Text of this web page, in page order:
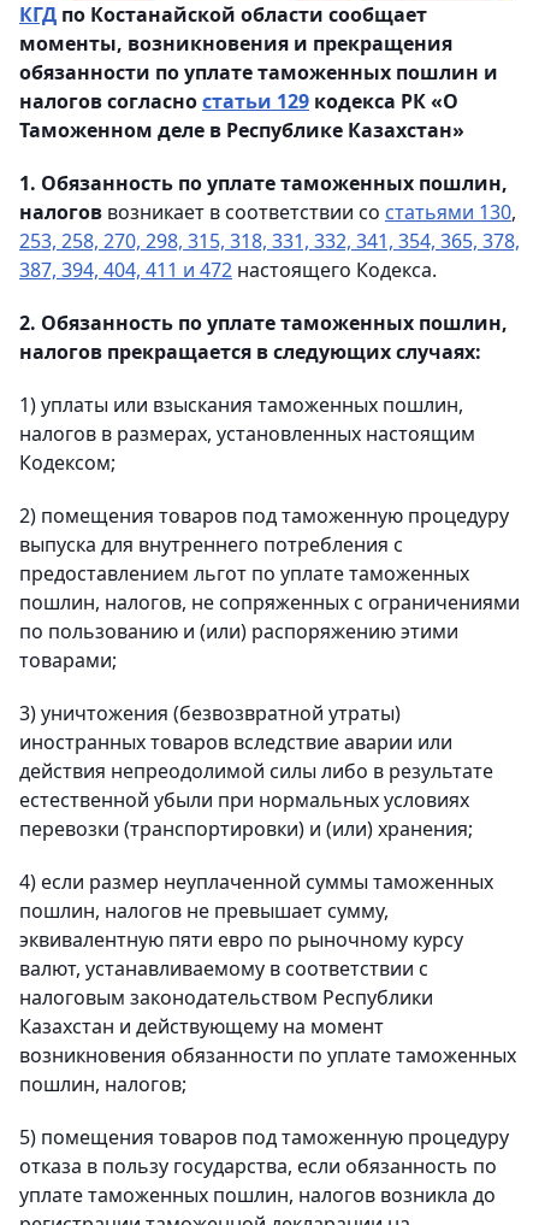
КГД по Костанайской области сообщает
моменты, возникновения и прекращения
обязанности по уплате таможенных пошлин и
налогов согласностатьи 129 кодекса РК «О
Таможенном деле в Республике Казахстан»
1. Обязанность по уплате таможенных пошлин,
налогов возникает в соответствии со статьями 130,
253, 258, 270, 298, 315, 318, 331, 332, 341, 354, 365, 378,
387, 394, 404, 411 и 472 настоящего Кодекса.
2. Обязанность по уплате таможенных пошлин,
налогов прекращается в следующих случаях:
1) уплаты или взыскания таможенных пошлин,
налогов в размерах, установленных настоящим
Кодексом;
2) помещения товаров под таможенную процедуру
выпуска для внутреннего потребления с
предоставлением льгот по уплате таможенных
пошлин, налогов, не сопряженных с ограничениями
по пользованию и (или) распоряжению этими
товарами;
3) уничтожения (безвозвратной утраты)
иностранных товаров вследствие аварии или
действия непреодолимой силы либо в результате
естественной убыли при нормальных условиях
перевозки (транспортировки) и (или) хранения;
4) если размер неуплаченной суммы таможенных
пошлин, налогов не превышает сумму,
эквивалентную пяти евро по рыночному курсу
валют, устанавливаемому в соответствии с
налоговым законодательством Республики
Казахстан и действующему на момент
возникновения обязанности по уплате таможенных
пошлин, налогов;
5) помещения товаров под таможенную процедуру
отказа в пользу государства, если обязанность по
уплате таможенных пошлин, налогов возникла до